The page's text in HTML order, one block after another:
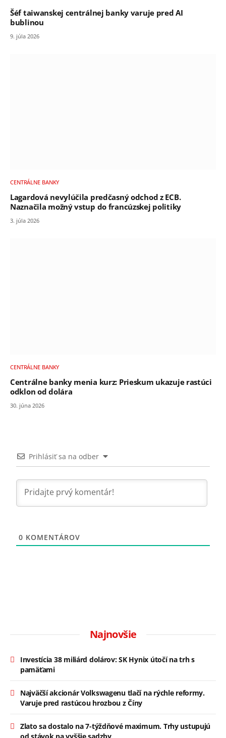
Šéf taiwanskej centrálnej banky varuje pred AI
bublinou
9. júla 2026
CENTRÁLNE BANKY
Lagardová nevylúčila predčasný odchod z ECB.
Naznačila možný vstup do francúzskej politiky
3. júla 2026
CENTRÁLNE BANKY
Centrálne banky menia kurz: Prieskum ukazuje rastúci
odklon od dolára
30. júna 2026
Prihlásiť sa na odber
0 KOMENTÁROV
Najnovšie
Investícia 38 miliárd dolárov: SK Hynix útočí na trh s
pamäťami
Najväčší akcionár Volkswagenu tlačí na rýchle reformy.
Varuje pred rastúcou hrozbou z Číny
Zlato sa dostalo na 7-týždňové maximum. Trhy ustupujú